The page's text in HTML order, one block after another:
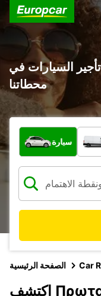
تأجير السيارات في Πρωταράς : اكتشف جميع
محطاتنا
ما نوع المركبة؟
سيارة
الصفحة الرئيسية Car